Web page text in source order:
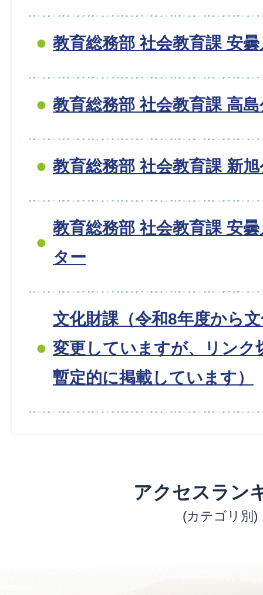
教育総務部 社会教育課 安
教育総務部 社会教育課 高
教育総務部 社会教育課 新
教育総務部 社会教育課 安
ター
文化財課（令和8年度から
変更していますが、リンク
暫定的に掲載しています）
アクセスラン
(カテゴリ別)